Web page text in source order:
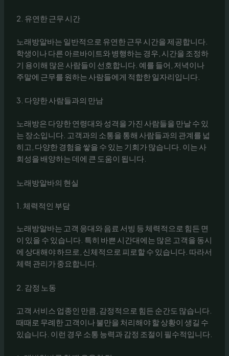
2. 유연한 근무 시간
노래방알바는 일반적으로 유연한 근무 시간을 제공합니다.
학생이나 다른 아르바이트와 병행하는 경우, 시간을 조정하
기 용이해 많은 사람들이 선호합니다. 예를 들어, 저녁이나
주말에 근무를 원하는 사람들에게 적합한 일자리입니다.
3. 다양한 사람들과의 만남
노래방은 다양한 연령대와 성격을 가진 사람들을 만날 수 있
는 장소입니다. 고객과의 소통을 통해 사람들과의 관계를 넓
히고, 다양한 경험을 쌓을 수 있는 기회가 많습니다. 이는 사
회성을 배양하는 데에 큰 도움이 됩니다.
노래방알바의 현실
1. 체력적인 부담
노래방알바는 고객 응대와 음료 서빙 등 체력적으로 힘든 면
이 있을 수 있습니다. 특히 바쁜 시간대에는 많은 고객을 동시
에 상대해야 하므로, 신체적으로 피로할 수 있습니다. 따라서
체력 관리가 중요합니다.
2. 감정 노동
고객 서비스 업종인 만큼, 감정적으로 힘든 순간도 많습니다.
때때로 무례한 고객이나 불만을 처리해야 할 상황이 생길 수
있습니다. 이런 경우 소통 능력과 감정 조절이 필수적입니다.